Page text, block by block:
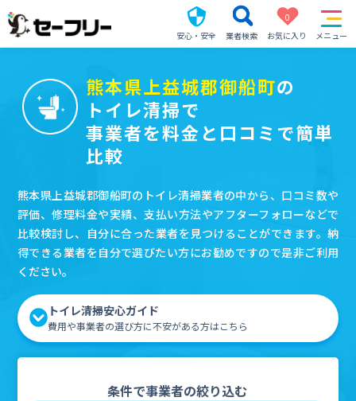
安心・安全 業者検索
0
お気に入り
メニュー
熊本県上益城郡御船町の
トイレ清掃で
事業者を料金と口コミで簡単
比較
熊本県上益城郡御船町のトイレ清掃業者の中から、口コミ数や
評価、修理料金や実績、支払い方法やアフターフォローなどで
比較検討し、自分に合った業者を見つけることができます。納
得できる業者を自分で選びたい方にお勧めですので是非ご利用
ください。
トイレ清掃安心ガイド
費用や事業者の選び方に不安がある方はこちら
条件で事業者の絞り込む